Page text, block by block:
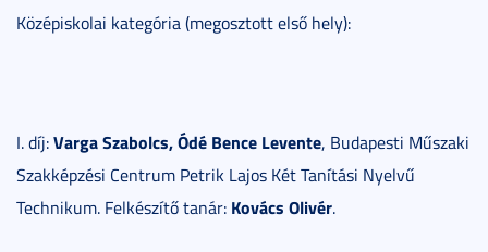
Középiskolai kategória (megosztott első hely):
I. díj:Varga Szabolcs, Ódé Bence Levente, Budapesti Műszaki
Szakképzési Centrum Petrik Lajos Két Tanítási Nyelvű
Technikum. Felkészítő tanár: Kovács Olivér.